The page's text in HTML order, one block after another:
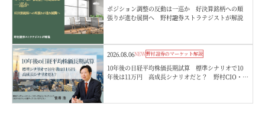
ポジション調整の反動は一巡か 好決算銘柄への順
張りが進む展開へ 野村證券ストラテジストが解説
2026.08.06NEW野村證券のマーケット解説
10年後の日経平均株価長期試算 標準シナリオで10
年後は11万円 高成長シナリオだと？ 野村CIO・宮